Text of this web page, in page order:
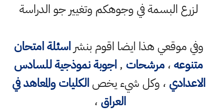
لزرع البسمة في وجوهكم وتغيير جو الدراسة
وفي موقعي هذا ايضا اقوم بنشراسئلة امتحان
متنوعه،مرشحات ,اجوبة نموذجية للسادس
الاعدادي ، وكل شيء يخصالكليات والمعاهد في
العراق ،